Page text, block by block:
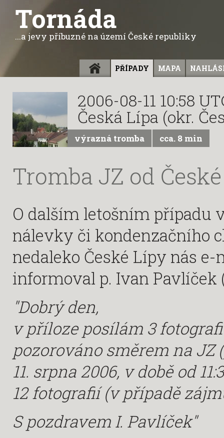
Tornáda
...a jevy příbuzné na území České republiky
ÚVOD PŘÍPADY MAPA
2006-08-11 10:58
Česká Lípa (okr.
výrazná tromba cca. 8 min
Tromba JZ od
O dalším letošním případu
nálevky či kondenzačního
nedaleko České Lípy nás
informoval p. Ivan
"Dobrý den,
v příloze posílám 3
pozorováno směrem na JZ
11. srpna 2006, v době od
12 fotografií (v případě
S pozdravem I. Pavlíček"